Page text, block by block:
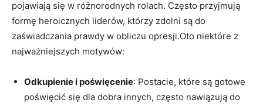
pojawiają się w różnorodnych rolach. Często przyjmują
formę heroicznych liderów, którzy zdolni są do
zaświadczania prawdy w obliczu opresji.Oto niektóre z
najważniejszych motywów:
Odkupienie i poświęcenie: Postacie, które są gotowe
poświęcić się dla dobra innych, często nawiązują do